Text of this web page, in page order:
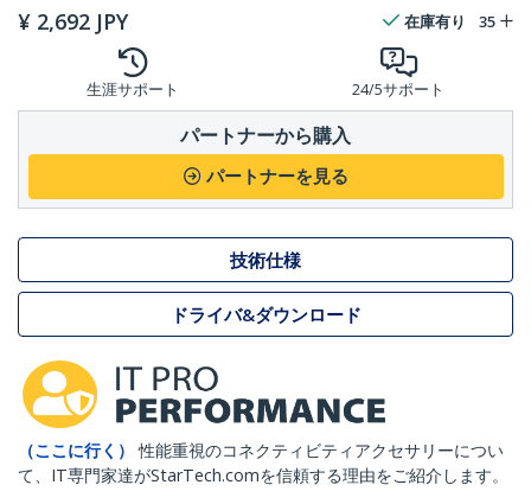
¥ 2,692 JPY 在庫有り 35
生涯サポート 24/5サポート
パートナーから購入
パートナーを見る
技術仕様
ドライバ&ダウンロード
（ここに行く）
性能重視のコネクティビティアクセサリーについ
て、IT専門家達がStarTech.comを信頼する理由をご紹介します。